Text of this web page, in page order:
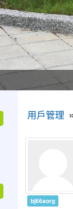
用戶管理
bj66aorg